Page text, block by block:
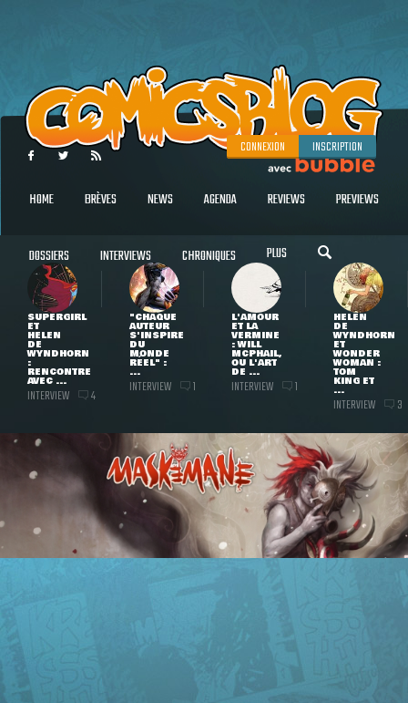
CONNEXION INSCRIPTION
HOME BRÈVES NEWS AGENDA REVIEWS PREVIEWS
DOSSIERS INTERVIEWS CHRONIQUES PLUS
SUPERGIRL
ET
HELEN
DE
WYNDHORN
:
RENCONTRE
AVEC ...
INTERVIEW 4
"CHAQUE
AUTEUR
S'INSPIRE
DU
MONDE
RÉEL" :
...
INTERVIEW 1
L'AMOUR
ET LA
VERMINE
: WILL
MCPHAIL,
OU L'ART
DE ...
INTERVIEW 1
HELEN
DE
WYNDHORN
ET
WONDER
WOMAN :
TOM
KING ET
...
INTERVIEW 3